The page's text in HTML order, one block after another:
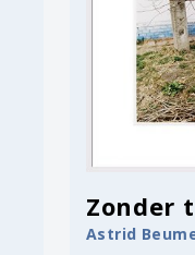
Zonder
Astrid